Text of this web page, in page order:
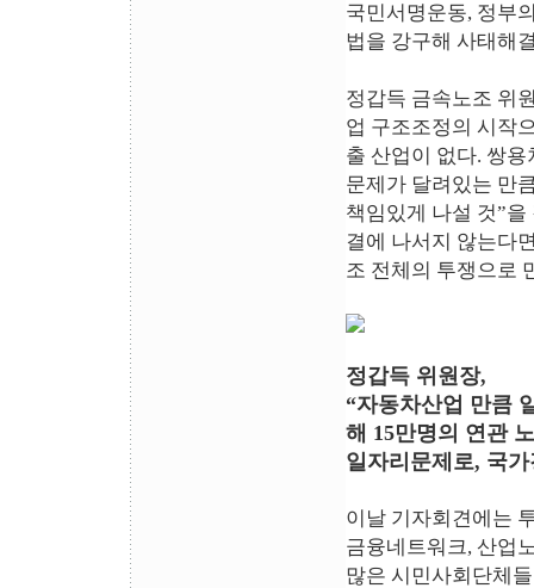
국민서명운동, 정부
법을 강구해 사태해
정갑득 금속노조 위
업 구조조정의 시작
출 산업이 없다. 쌍
문제가 달려있는 만
책임있게 나설 것”
결에 나서지 않는다
조 전체의 투쟁으로
정갑득 위원장,
“자동차산업 만큼
해 15만명의 연관
일자리문제로, 국
이날 기자회견에는
금융네트워크, 산업
많은 시민사회단체